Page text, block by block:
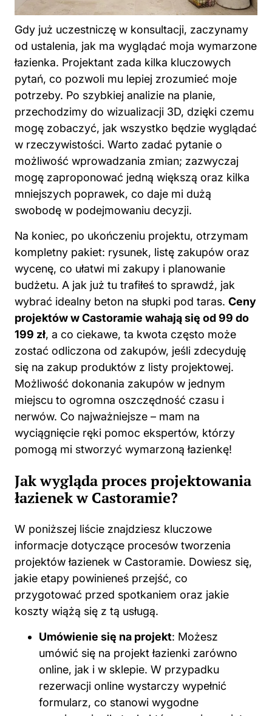
Gdy już uczestniczę w konsultacji, zaczynamy
od ustalenia, jak ma wyglądać moja wymarzone
łazienka. Projektant zada kilka kluczowych
pytań, co pozwoli mu lepiej zrozumieć moje
potrzeby. Po szybkiej analizie na planie,
przechodzimy do wizualizacji 3D, dzięki czemu
mogę zobaczyć, jak wszystko będzie wyglądać
w rzeczywistości. Warto zadać pytanie o
możliwość wprowadzania zmian; zazwyczaj
mogę zaproponować jedną większą oraz kilka
mniejszych poprawek, co daje mi dużą
swobodę w podejmowaniu decyzji.
Na koniec, po ukończeniu projektu, otrzymam
kompletny pakiet: rysunek, listę zakupów oraz
wycenę, co ułatwi mi zakupy i planowanie
budżetu. A jak już tu trafiłeś to sprawdź, jak
wybrać idealny beton na słupki pod taras. Ceny
projektów w Castoramie wahają się od 99 do
199 zł, a co ciekawe, ta kwota często może
zostać odliczona od zakupów, jeśli zdecyduję
się na zakup produktów z listy projektowej.
Możliwość dokonania zakupów w jednym
miejscu to ogromna oszczędność czasu i
nerwów. Co najważniejsze – mam na
wyciągnięcie ręki pomoc ekspertów, którzy
pomogą mi stworzyć wymarzoną łazienkę!
Jak wygląda proces projektowania
łazienek w Castoramie?
W poniższej liście znajdziesz kluczowe
informacje dotyczące procesów tworzenia
projektów łazienek w Castoramie. Dowiesz się,
jakie etapy powinieneś przejść, co
przygotować przed spotkaniem oraz jakie
koszty wiążą się z tą usługą.
Umówienie się na projekt: Możesz
umówić się na projekt łazienki zarówno
online, jak i w sklepie. W przypadku
rezerwacji online wystarczy wypełnić
formularz, co stanowi wygodne